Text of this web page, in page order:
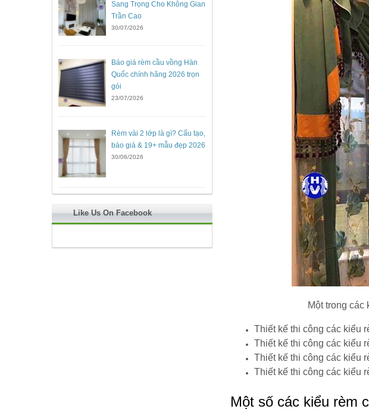
Một trong
Thiết kế thi công các kiểu
Thiết kế thi công các kiểu
Thiết kế thi công các kiểu
Thiết kế thi công các kiểu
Một số các kiểu rèm
Sang Trọng Cho Không Gian
Trần Cao
30/07/2026
Báo giá rèm cầu vồng Hàn
Quốc chính hãng 2026 trọn
gói
23/07/2026
Rèm vải 2 lớp là gì? Cấu tạo,
báo giá & 19+ mẫu đẹp 2026
30/06/2026
Like Us On Facebook